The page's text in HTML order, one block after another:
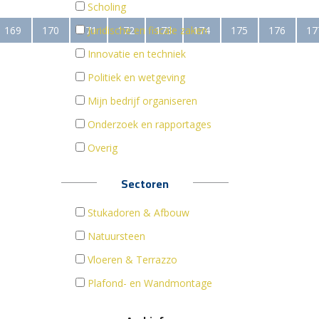
169 170 171 172 173 174 175 176
Scholing
Juridische en fiscale zaken
Innovatie en techniek
Politiek en wetgeving
Mijn bedrijf organiseren
Onderzoek en rapportages
Overig
Sectoren
Stukadoren & Afbouw
Natuursteen
Vloeren & Terrazzo
Plafond- en Wandmontage